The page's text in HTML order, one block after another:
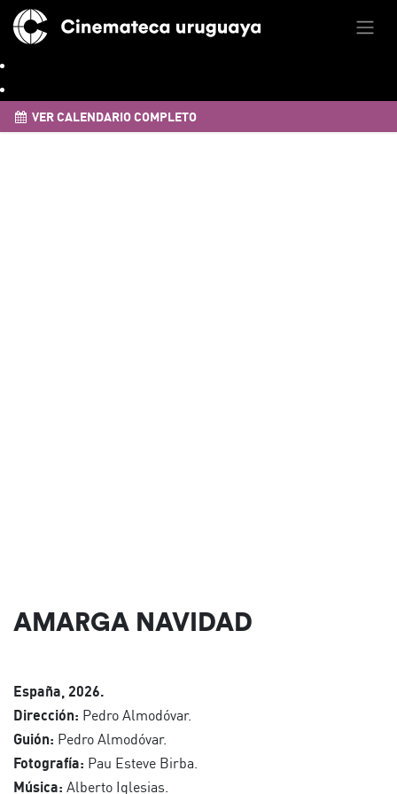
VER CALENDARIO COMPLETO
AMARGA NAVIDAD
España, 2026.
Dirección: Pedro Almodóvar.
Guión: Pedro Almodóvar.
Fotografía: Pau Esteve Birba.
Música: Alberto Iglesias.